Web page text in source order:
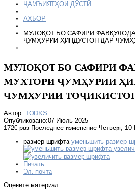
ҶАМЪИЯТҲОИ ДЎСТӢ
АХБОР
МУЛОҚОТ БО САФИРИ
ҶУМҲУРИИ ҲИНДУСТОН ДАР
МУЛОҚОТ БО САФИРИ
МУХТОРИ ҶУМҲУРИИ
ЧУМҲУРИИ
Автор TODKS
Опубликовано:07 Июль 2025
1720 раз Последнее изменение Четверг,
размер шрифта уменьшить размер
Печать
Эл. почта
Оцените материал